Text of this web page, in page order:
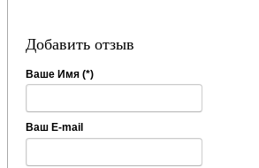
Добавить отзыв
Ваше Имя (*)
Ваш E-mail